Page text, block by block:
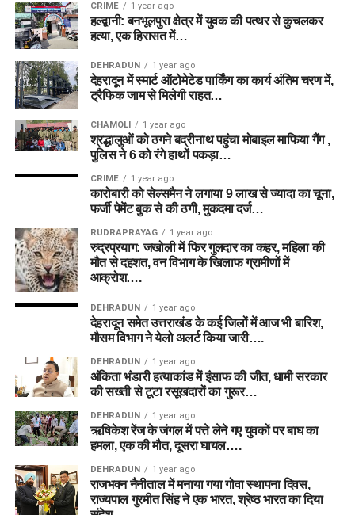
CRIME 1 year ago
हल्द्वानी: बनभूलपुरा क्षेत्र में युवक की पत्थर से कुचलकर
हत्या, एक हिरासत में…
DEHRADUN 1 year ago
देहरादून में स्मार्ट ऑटोमेटेड पार्किंग का कार्य अंतिम चरण में,
ट्रैफिक जाम से मिलेगी राहत…
CHAMOLI 1 year ago
श्रद्धालुओं को ठगने बद्रीनाथ पहुंचा मोबाइल माफिया गैंग ,
पुलिस ने 6 को रंगे हाथों पकड़ा…
CRIME 1 year ago
कारोबारी को सेल्समैन ने लगाया 9 लाख से ज्यादा का चूना,
फर्जी पेमेंट बुक से की ठगी, मुकदमा दर्ज…
RUDRAPRAYAG 1 year ago
रुद्रप्रयाग: जखोली में फिर गुलदार का कहर, महिला की
मौत से दहशत, वन विभाग के खिलाफ ग्रामीणों में
आक्रोश….
DEHRADUN 1 year ago
देहरादून समेत उत्तराखंड के कई जिलों में आज भी बारिश,
मौसम विभाग ने येलो अलर्ट किया जारी….
DEHRADUN 1 year ago
अंकिता भंडारी हत्याकांड में इंसाफ की जीत, धामी सरकार
की सख्ती से टूटा रसूखदारों का गुरूर…
DEHRADUN 1 year ago
ऋषिकेश रेंज के जंगल में पत्ते लेने गए युवकों पर बाघ का
हमला, एक की मौत, दूसरा घायल….
DEHRADUN 1 year ago
राजभवन नैनीताल में मनाया गया गोवा स्थापना दिवस,
राज्यपाल गुरमीत सिंह ने एक भारत, श्रेष्ठ भारत का दिया